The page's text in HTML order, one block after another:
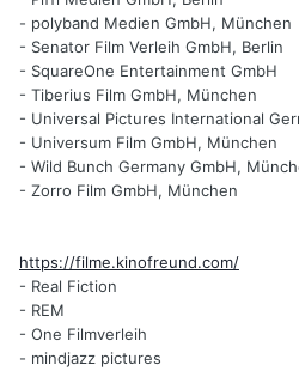
- polyband Medien GmbH, München
- Senator Film Verleih GmbH, Berlin
- SquareOne Entertainment GmbH
- Tiberius Film GmbH, München
- Universal Pictures International
- Universum Film GmbH, München
- Wild Bunch Germany GmbH,
- Zorro Film GmbH, München
https://filme.kinofreund.com/
- Real Fiction
- REM
- One Filmverleih
- mindjazz pictures